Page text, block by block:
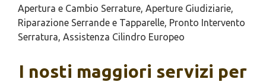
Apertura e Cambio Serrature, Aperture Giudiziarie,
Riparazione Serrande e Tapparelle, Pronto Intervento
Serratura, Assistenza Cilindro Europeo
I nosti maggiori servizi per